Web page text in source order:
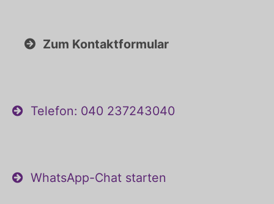
Zum Kontaktformular
Telefon: 040 237243040
WhatsApp-Chat starten